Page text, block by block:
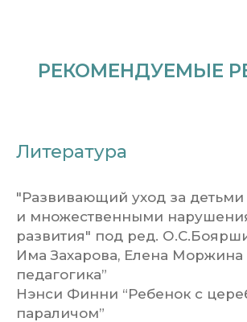
РЕКОМЕНДУЕМЫЕ
Литература
"Развивающий уход за
и множественными
развития" под ред.
Има Захарова, Елена Моржина
педагогика”
Нэнси Финни “Ребенок с
параличом”